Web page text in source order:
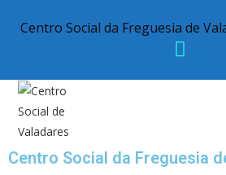
Centro Social da Freguesia de
Centro Social da Freguesia